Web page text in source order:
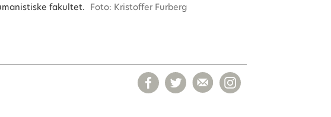
fakultet. Foto: Kristoffer Furberg